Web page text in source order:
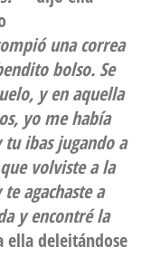
una correa
bolso. Se
y en aquella
yo me había
ibas jugando a
volviste a la
agachaste a
y encontré la
deleitándose